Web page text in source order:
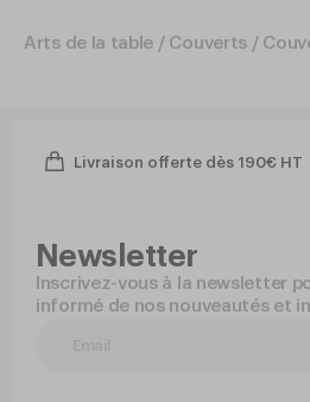
Arts de la table / Couverts /
Livraison offerte dès 190€ HT
Newsletter
Inscrivez-vous à la newsletter
informé de nos nouveautés et